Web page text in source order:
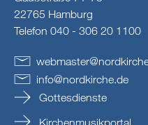
22765 Hamburg
Telefon 040 - 306 20 1100
webmaster@
info@nordkirche.de
Gottesdienste
Kirchenmusikportal